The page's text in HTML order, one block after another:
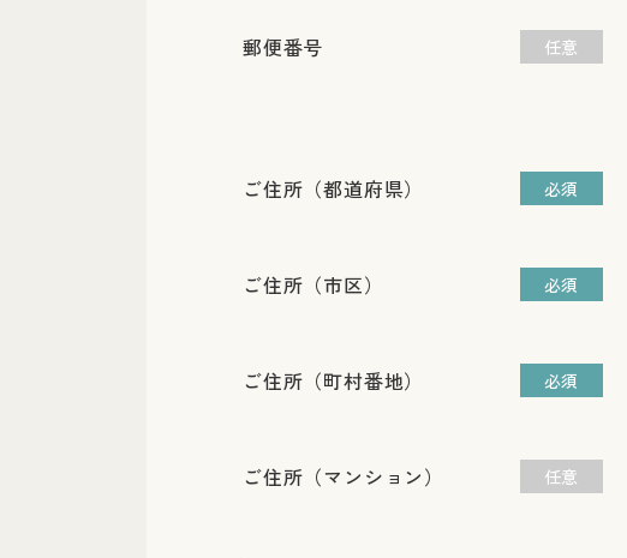
郵便番号 任意
ご住所（都道府県） 必須
ご住所（市区） 必須
ご住所（町村番地） 必須
ご住所（マンション） 任意